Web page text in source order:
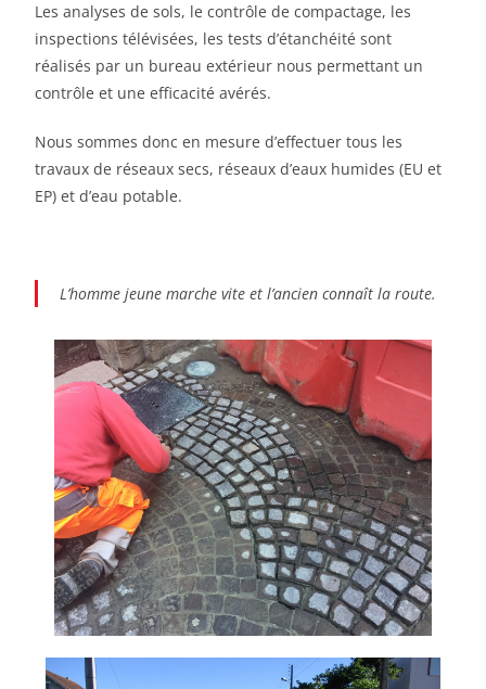
Les analyses de sols, le contrôle de compactage, les
inspections télévisées, les tests d’étanchéité sont
réalisés par un bureau extérieur nous permettant un
contrôle et une efficacité avérés.
Nous sommes donc en mesure d’effectuer tous les
travaux de réseaux secs, réseaux d’eaux humides (EU et
EP) et d’eau potable.
L’homme jeune marche vite et l’ancien connaît la route.